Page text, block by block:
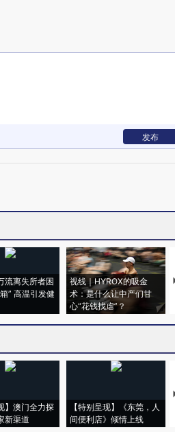
发布
流离失所者困
” 高温引发健
视线｜HYROX的吸金
术：是什么让中产们甘
心“花钱找虐”？
】澳门全力探
新渠道
【特别呈现】《东莞，人
间便利店》倾情上线